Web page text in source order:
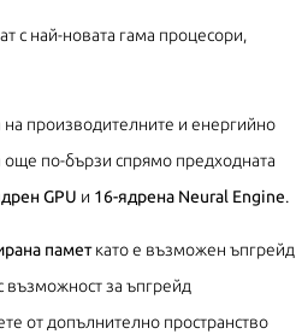
с най-новата гама процесори,
производителните и енергийно
по-бързи спрямо предходната
GPU и 16-ядрена Neural Engine.
паметкато е възможен ъпгрейд
възможност за ъпгрейд
от допълнително пространство